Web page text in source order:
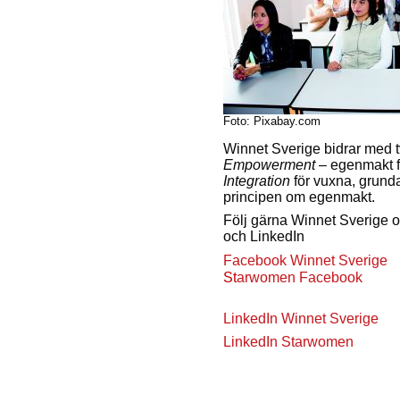
Foto: Pixabay.com
Winnet Sverige bidrar med
Empowerment– egenmakt
Integration för vuxna,
principen om egenmakt.
Följ gärna Winnet Sverige
och LinkedIn
Facebook Winnet Sverige
Starwomen Facebook
LinkedIn Winnet Sverige
LinkedIn Starwomen